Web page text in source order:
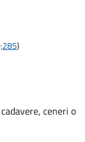
)
ceneri o